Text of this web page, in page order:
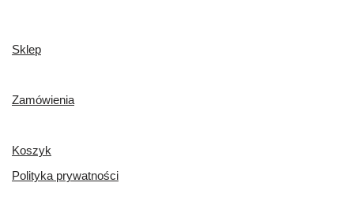
Sklep
Zamówienia
Koszyk
Polityka prywatności